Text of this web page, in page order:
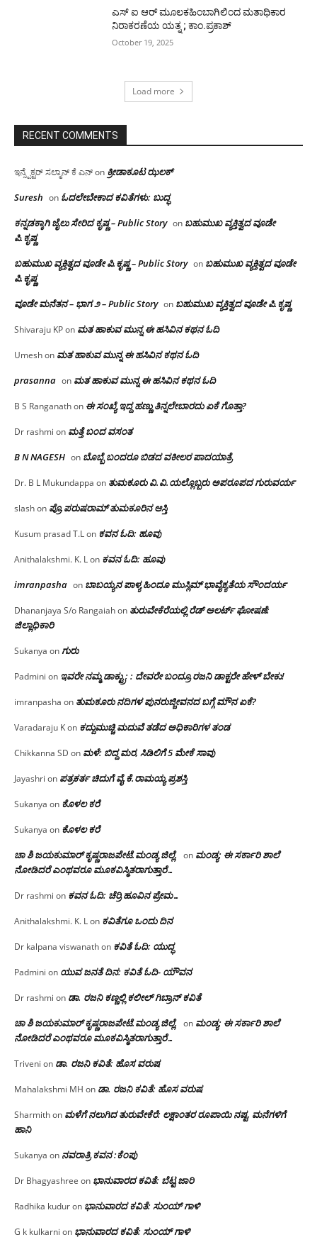
ಎಸ್ ಐ ಆರ್ ಮೂಲಕಹಿಂಬಾಗಿಲಿಂದ ಮತಾಧಿಕಾರ
ನಿರಾಕರಣೆಯ ಯತ್ನ ; ಕಾಂ.ಪ್ರಕಾಶ್
October 19, 2025
Load more
RECENT COMMENTS
ಇನ್ಸ್ಪೆಕ್ಟರ್ ಸಲ್ಮಾನ್ ಕೆ ಎನ್on ಕ್ರೀಡಾಕೂಟ ಝಲಕ್
Suresh on ಓದಲೇಬೇಕಾದ‌ ಕವಿತೆಗಳು: ಬುದ್ಧ
ಕನ್ನಡಕ್ಕಾಗಿ ಜೈಲು ಸೇರಿದ ಕೃಷ್ಣ – Public Story on ಬಹುಮುಖ ವ್ಯಕ್ತಿತ್ವದ ವೂಡೇ
ಪಿ.ಕೃಷ್ಣ
ಬಹುಮುಖ ವ್ಯಕ್ತಿತ್ವದ ವೂಡೇ ಪಿ.ಕೃಷ್ಣ – Public Story on ಬಹುಮುಖ ವ್ಯಕ್ತಿತ್ವದ ವೂಡೇ
ಪಿ.ಕೃಷ್ಣ
ವೂಡೇ ಮನೆತನ – ಭಾಗ ೨ – Public Story on ಬಹುಮುಖ ವ್ಯಕ್ತಿತ್ವದ ವೂಡೇ ಪಿ.ಕೃಷ್ಣ
Shivaraju KPon ಮತ ಹಾಕುವ ಮುನ್ನ ಈ ಹಸಿವಿನ ಕಥನ ಓದಿ
Umeshon ಮತ ಹಾಕುವ ಮುನ್ನ ಈ ಹಸಿವಿನ ಕಥನ ಓದಿ
prasanna on ಮತ ಹಾಕುವ ಮುನ್ನ ಈ ಹಸಿವಿನ ಕಥನ ಓದಿ
B S Ranganathon ಈ ಸಂಖ್ಯೆ ಇದ್ದ ಹಣ್ಣು ತಿನ್ನಲೇಬಾರದು ಏಕೆ ಗೊತ್ತಾ?
Dr rashmi on ಮತ್ತೆ ಬಂದ ವಸಂತ
B N NAGESH on ಬೊಬ್ಬೆ ಬಂದರೂ ಬಿಡದ ವಕೀಲರ ಪಾದಯಾತ್ರೆ
Dr. B L Mukundappa on ತುಮಕೂರು‌ ವಿ.ವಿ.ಯಲ್ಲೊಬ್ಬರು ಅಪರೂಪದ ಗುರುವರ್ಯ
slashon ಪ್ರೊ.ಪರುಷರಾಮ್ ತುಮಕೂರಿನ ಆಸ್ತಿ
Kusum prasad T.Lon ಕವನ ಓದಿ: ಹೂವು
Anithalakshmi. K. Lon ಕವನ ಓದಿ: ಹೂವು
imranpasha on ಬಾಬಯ್ಯನ ಪಾಳ್ಯ ಹಿಂದೂ ಮುಸ್ಲಿಮ್ ಭಾವೈಕ್ಯತೆಯ ಸೌಂದರ್ಯ
Dhananjaya S/o Rangaiahon ತುರುವೇಕೆರೆಯಲ್ಲಿ ರೆಡ್ ಅಲರ್ಟ್ ಘೋಷಣೆ:
ಜಿಲ್ಲಾಧಿಕಾರಿ
Sukanya onಗುರು
Padmini on ಇವರೇ ನಮ್ಮ ಡಾಕ್ಟ್ರು; : ದೇವರೇ ಬಂದ್ರೂ ರಜನಿ ಡಾಕ್ಟರೇ ಹೇಳ್ ಬೇಕು!
imranpasha on ತುಮಕೂರು ನದಿಗಳ ಪುನರುಜ್ಜೀವನದ ಬಗ್ಗೆ ಮೌನ ಏಕೆ?
Varadaraju Kon ಕದ್ದುಮುಚ್ಚಿ ಮದುವೆ ತಡೆದ ಅಧಿಕಾರಿಗಳ ತಂಡ
Chikkanna SD on ಮಳೆ: ಬಿದ್ದ ಮರ, ಸಿಡಿಲಿಗೆ 5 ಮೇಕೆ ಸಾವು
Jayashri on ಪತ್ರಕರ್ತ ಚಿದುಗೆ ವೈ.ಕೆ.ರಾಮಯ್ಯ ಪ್ರಶಸ್ತಿ
Sukanya on ಕೊಳಲ ಕರೆ
Sukanya on ಕೊಳಲ ಕರೆ
ಚಾ ಶಿ ಜಯಕುಮಾರ್ ಕೃಷ್ಣರಾಜಪೇಟೆ.ಮಂಡ್ಯ ಜಿಲ್ಲೆ. on ಮಂಡ್ಯ: ಈ ಸರ್ಕಾರಿ ಶಾಲೆ
ನೋಡಿದರೆ ಎಂಥವರೂ ಮೂಕವಿಸ್ಮಿತರಾಗುತ್ತಾರೆ…
Dr rashmi on ಕವನ ಓದಿ: ಚೆರ್ರಿ ಹೂವಿನ ಪ್ರೇಮ…
Anithalakshmi. K. Lon ಕವಿತೆಗೂ ಒಂದು ದಿನ
Dr kalpana viswanathon ಕವಿತೆ ಓದಿ: ಯುದ್ಧ
Padmini on ಯುವ ಜನತೆ ದಿನ: ಕವಿತೆ ಓದಿ- ಯೌವನ
Dr rashmi on ಡಾ. ರಜನಿ‌ ಕಣ್ಣಲ್ಲಿ ಕಲೀಲ್ ಗಿಬ್ರಾನ್ ಕವಿತೆ
ಚಾ ಶಿ ಜಯಕುಮಾರ್ ಕೃಷ್ಣರಾಜಪೇಟೆ.ಮಂಡ್ಯ ಜಿಲ್ಲೆ. on ಮಂಡ್ಯ: ಈ ಸರ್ಕಾರಿ ಶಾಲೆ
ನೋಡಿದರೆ ಎಂಥವರೂ ಮೂಕವಿಸ್ಮಿತರಾಗುತ್ತಾರೆ…
Triveni on ಡಾ. ರಜನಿ ಕವಿತೆ: ಹೊಸ ವರುಷ
Mahalakshmi MH on ಡಾ. ರಜನಿ ಕವಿತೆ: ಹೊಸ ವರುಷ
Sharmithon ಮಳೆಗೆ ನಲುಗಿದ ತುರುವೇಕೆರೆ: ಲಕ್ಷಾಂತರ ರೂಪಾಯಿ ನಷ್ಟ, ಮನೆಗಳಿಗೆ
ಹಾನಿ
Sukanya on ನವರಾತ್ರಿ ಕವನ :ಕೆಂಪು
Dr Bhagyashree on ಭಾನುವಾರದ ಕವಿತೆ: ಬೆಟ್ಟ ಜಾರಿ
Radhika kuduron ಭಾನುವಾರದ ಕವಿತೆ: ಸುಂಯ್ ಗಾಳಿ
G k kulkarni on ಭಾನುವಾರದ ಕವಿತೆ: ಸುಂಯ್ ಗಾಳಿ